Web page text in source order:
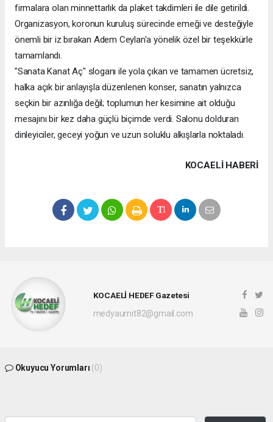
firmalara olan minnettarlık da plaket takdimleri ile dile getirildi.
Organizasyon, koronun kuruluş sürecinde emeği ve desteğiyle
önemli bir iz bırakan Adem Ceylan'a yönelik özel bir teşekkürle
tamamlandı.
"Sanata Kanat Aç" sloganı ile yola çıkan ve tamamen ücretsiz,
halka açık bir anlayışla düzenlenen konser, sanatın yalnızca
seçkin bir azınlığa değil; toplumun her kesimine ait olduğu
mesajını bir kez daha güçlü biçimde verdi. Salonu dolduran
dinleyiciler, geceyi yoğun ve uzun soluklu alkışlarla noktaladı.
KOCAELI HABERİ
KOCAELİ HEDEF Gazetesi
medyaumit82@gmail.com
Okuyucu Yorumları (0)